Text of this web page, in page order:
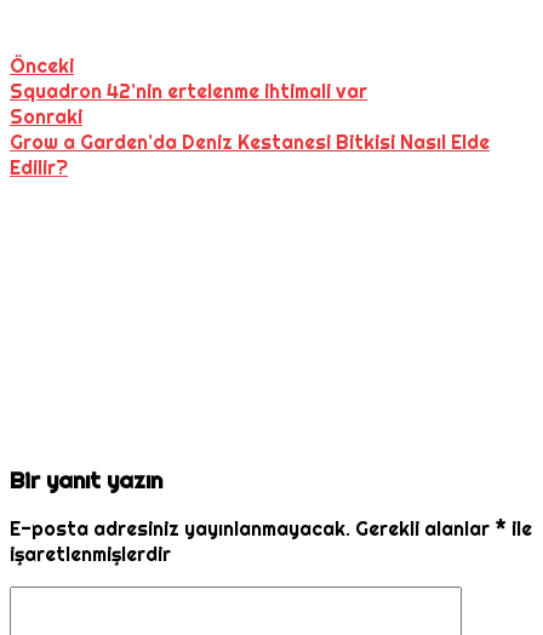
Önceki
Squadron 42’nin ertelenme ihtimali var
Sonraki
Grow a Garden’da Deniz Kestanesi Bitkisi Nasıl Elde
Edilir?
Bir yanıt yazın
E-posta adresiniz yayınlanmayacak. Gerekli alanlar * ile
işaretlenmişlerdir